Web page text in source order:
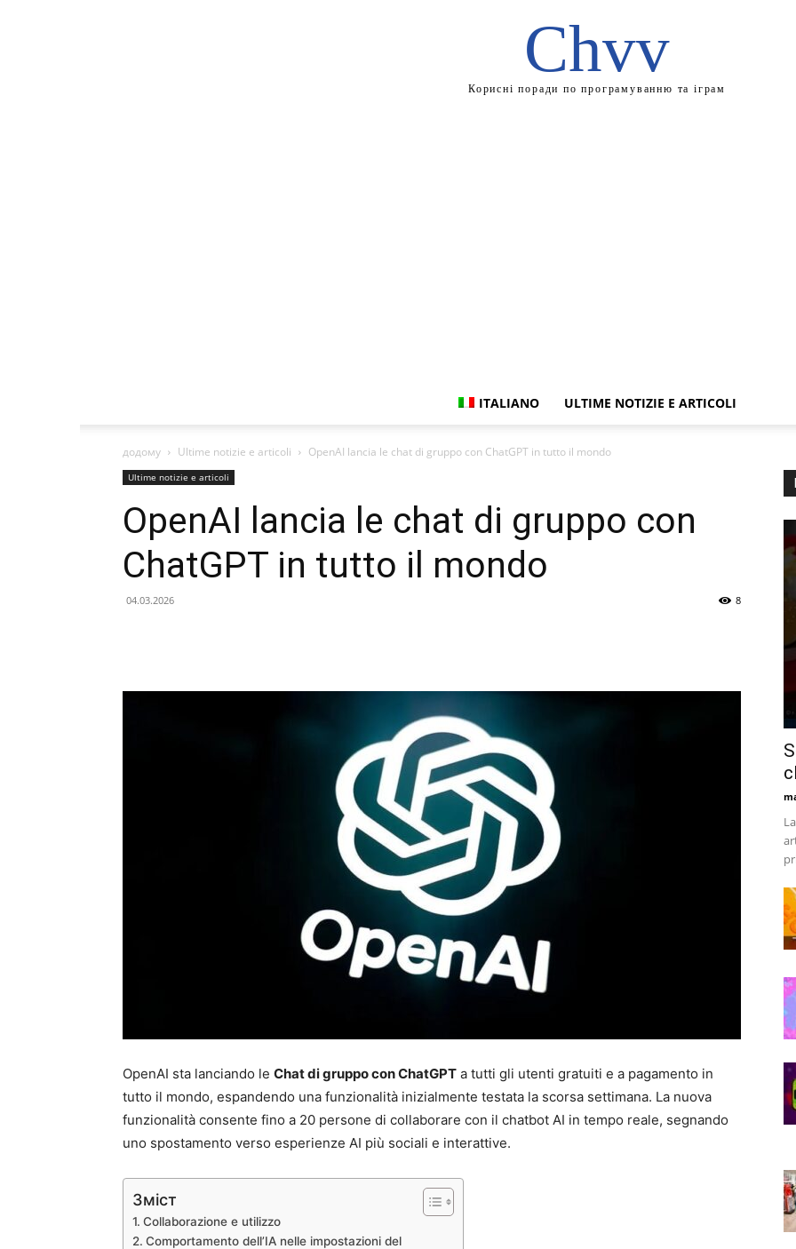
Chvv
Корисні поради по програмуванню та іграм
ITALIANO ULTIME NOTIZIE E ARTICOLI
додому Ultime notizie e articoli OpenAI lancia le chat di gruppo con ChatGPT in tutto il mondo
Ultime notizie e articoli
OpenAI lancia le chat di gruppo con
ChatGPT in tutto il mondo
04.03.2026 8
OpenAI sta lanciando le Chat di gruppo con ChatGPT a tutti gli utenti gratuiti e a pagamento in
tutto il mondo, espandendo una funzionalità inizialmente testata la scorsa settimana. La nuova
funzionalità consente fino a 20 persone di collaborare con il chatbot AI in tempo reale, segnando
uno spostamento verso esperienze AI più sociali e interattive.
Зміст
Collaborazione e utilizzo
Comportamento dell’IA nelle impostazioni del